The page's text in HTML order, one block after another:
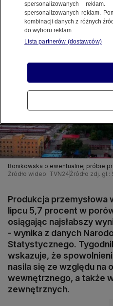
Posłuchaj artykułu
Czyta lektor AI
Bonikowska o ewentualnej próbie
Źródło wideo: TVN24 Źródło zdj.
Produkcja przemysłowa
lipcu 5,7 procent w
osiągając najsłabszy
- wynika z danych
Statystycznego.
wskazuje, że
nasila się ze względu na
wewnętrznego, a także
zewnętrznych.
spersonalizowanych
spersonalizowanych reklam.
kombinacji danych z różnych
do wyboru reklam.
Lista partnerów (dostawców)